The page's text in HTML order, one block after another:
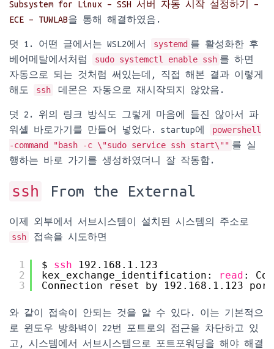
Subsystem for Linux – SSH 서버 자동 시작 설정하기 –
ECE – TUWLAB을 통해 해결하였음.
덧 1. 어떤 글에서는 WSL2에서 systemd 를 활성화한 후
베어메탈에서처럼
sudo systemctl enable ssh 를 하면
자동으로 되는 것처럼 써있는데, 직접 해본 결과 이렇게
해도
ssh 데몬은 자동으로 재시작되지 않았음.
덧 2. 위의 링크 방식도 그렇게 마음에 들진 않아서 파
워셸 바로가기를 만들어 넣었다. startup에
powershell
-command "bash -c \"sudo service ssh start\"" 를 실
행하는 바로 가기를 생성하였더니 잘 작동함.
ssh From the External
이제 외부에서 서브시스템이 설치된 시스템의 주소로
ssh
접속을 시도하면
1
2
3
$ ssh
192.168.1.123
kex_exchange_identification:
read :
Connection reset by 192.168.1.123
와 같이 접속이 안되는 것을 알 수 있다. 이는 기본적으
로 윈도우 방화벽이 22번 포트로의 접근을 차단하고 있
고, 시스템에서 서브시스템으로 포트포워딩을 해야 해결